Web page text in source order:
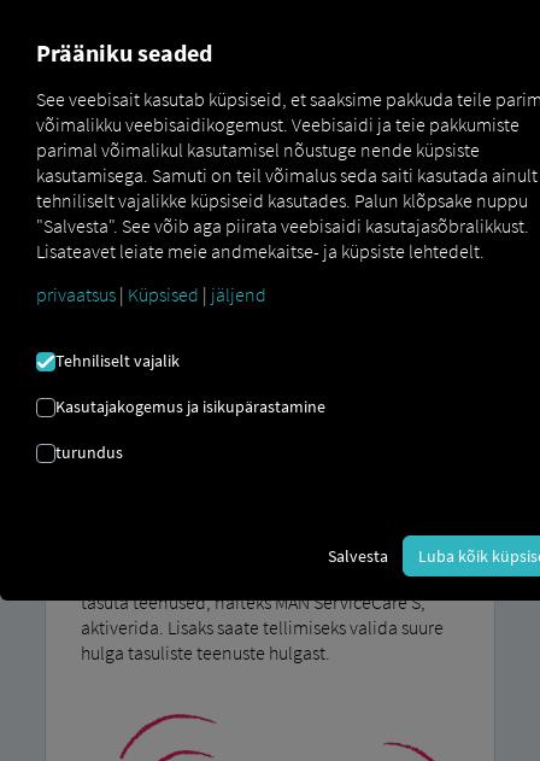
Sõidukipargi tõhus haldamine on
light
Telemaatikamoodulid toimivad
edastavad häid sõiduki andmeid, mida
teenuste kaudu kasutada. Vaata tõelise sõiduki
haldamise ja parimal viisil kasutamise
pakkumiselt ja paindlikult kasutada: RIO
platvormi kaudu saate grandma sõidukite jaoks
tasuta teenused, näiteks MAN ServiceCare S,
aktiverida. Lisaks saate tellimiseks valida suure
hulga tasuliste teenuste hulgast.
Prääniku seaded
See veebisait kasutab küpsiseid, et saaksime pakkuda teile
võimalikku veebisaidikogemust. Veebisaidi ja teie pakkumiste
parimal võimalikul kasutamisel nõustuge nende küpsiste
kasutamisega. Samuti on teil võimalus seda saiti kasutada ainult
tehniliselt vajalikke küpsiseid kasutades. Palun klõpsake nuppu
"Salvesta". See võib aga piirata veebisaidi kasutajasõbralikkust.
Lisateavet leiate meie andmekaitse- ja küpsiste lehtedelt.
privaatsus | Küpsised | jäljend
Tehniliselt vajalik
Kasutajakogemus ja isikupärastamine
turundus
Salvesta Luba kõik